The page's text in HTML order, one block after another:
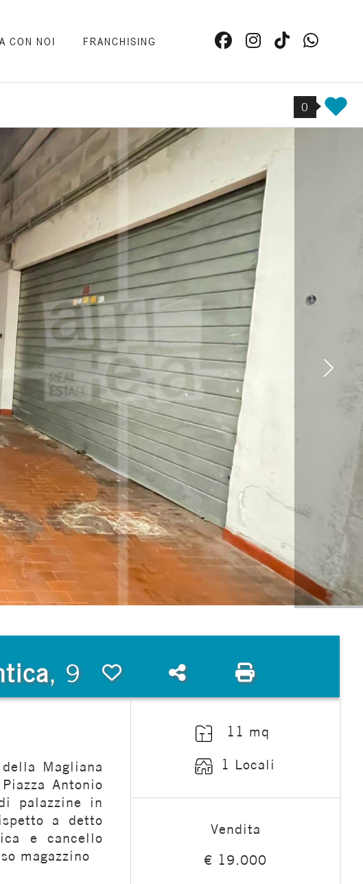
CON NOI FRANCHISING
0
, 9 Preferiti: Cod. Via della Magliana Antica, 9
Condividi Stampa: Cod. Via
Magliana
Antonio
palazzine in
a detto
e cancello
magazzino
11 mq
1 Locali
Vendita
€ 19.000